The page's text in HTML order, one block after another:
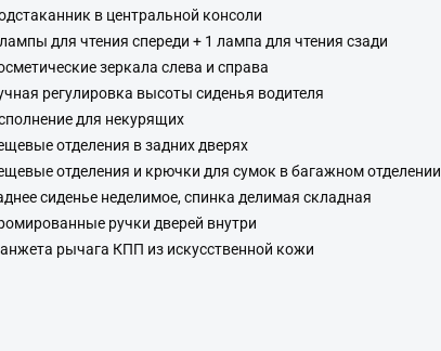
в центральной консоли
для чтения спереди + 1 лампа для чтения сзади
зеркала слева и справа
регулировка высоты сиденья водителя
для некурящих
отделения в задних дверях
отделения и крючки для сумок в багажном отделении
сиденье неделимое, спинка делимая складная
ручки дверей внутри
рычага КПП из искусственной кожи